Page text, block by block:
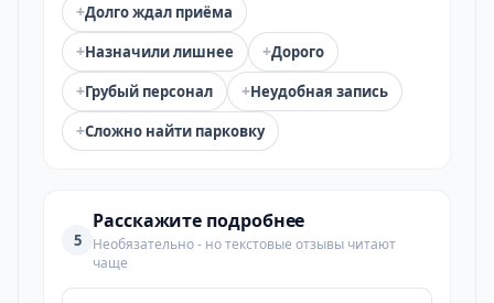
+Долго ждал приёма
+Назначили лишнее +Дорого
+Грубый персонал +Неудобная запись
+Сложно найти парковку
5
Расскажите подробнее
Необязательно - но текстовые отзывы читают
чаще